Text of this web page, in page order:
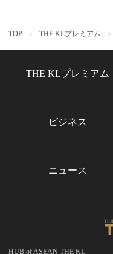
TOP THE KLプレミアム
THE KLプレミアム
ビジネス
ニュース
HUB of ASEAN THE KL